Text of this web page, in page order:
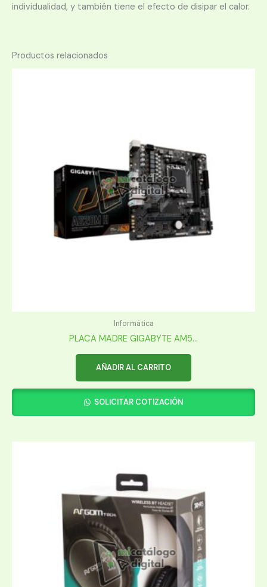
individualidad, y también tiene el efecto de disipar el calor.
Productos relacionados
Informática
PLACA MADRE GIGABYTE AM5...
AÑADIR AL CARRITO
SOLICITAR COTIZACIÓN